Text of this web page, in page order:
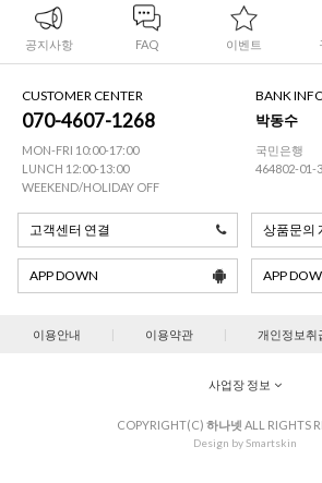
공지사항 FAQ 이벤트
CUSTOMER CENTER
070-4607-1268
MON-FRI 10:00-17:00
LUNCH 12:00-13:00
WEEKEND/HOLIDAY OFF
BANK
박동수
국민은행
464802-01-
고객센터 연결 상품문의
APP DOWN APP
이용안내 | 이용약관 | 개인정보취
사업장 정보
COPYRIGHT(C) 하나넷 ALL RIGHTS